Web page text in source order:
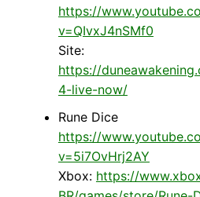
https://
v=QIvxJ4nSMf0
Site:
https://
4-live-now/
Rune Dice
https://
v=5i7OvHrj2AY
Xbox: https://